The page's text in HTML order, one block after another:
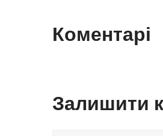
Коментарі
Залишити